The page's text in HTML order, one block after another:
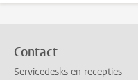
Contact
Servicedesks en recepties